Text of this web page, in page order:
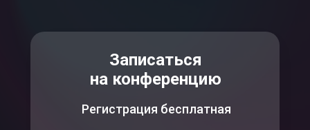
Записаться
на конференцию
Регистрация бесплатная